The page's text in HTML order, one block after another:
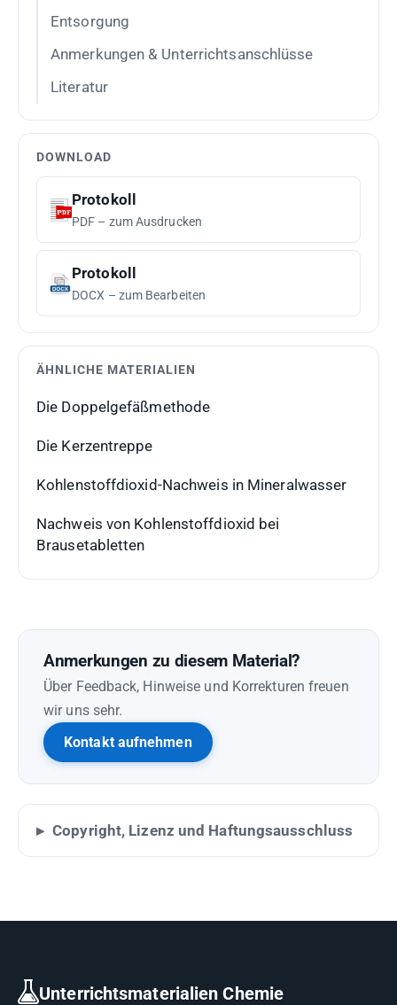
Entsorgung
Anmerkungen & Unterrichtsanschlüsse
Literatur
DOWNLOAD
Protokoll
PDF – zum Ausdrucken
Protokoll
DOCX – zum Bearbeiten
ÄHNLICHE MATERIALIEN
Die Doppelgefäßmethode
Die Kerzentreppe
Kohlenstoffdioxid-Nachweis in Mineralwasser
Nachweis von Kohlenstoffdioxid bei
Brausetabletten
Anmerkungen zu diesem Material?
Über Feedback, Hinweise und Korrekturen freuen
wir uns sehr.
Kontakt aufnehmen
Copyright, Lizenz und Haftungsausschluss
Unterrichtsmaterialien Chemie